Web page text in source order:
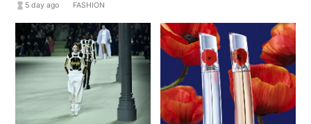
hourglass_full 5 day ago FASHION